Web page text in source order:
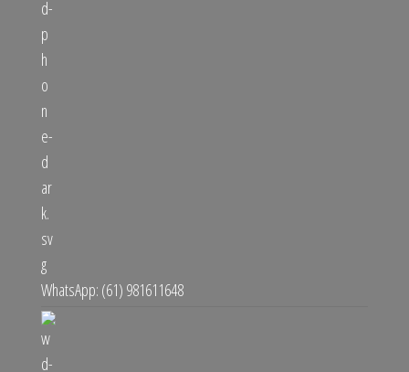
WhatsApp: (61) 981611648